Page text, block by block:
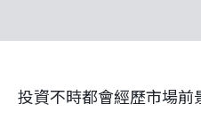
投資不時都會經歷市場前